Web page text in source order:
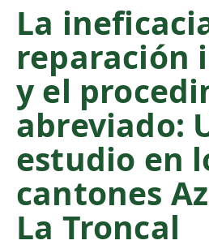
n
e
n
S
d
e
b
a
La
reparación
y el
abreviado:
estudio en
cantones
La Troncal